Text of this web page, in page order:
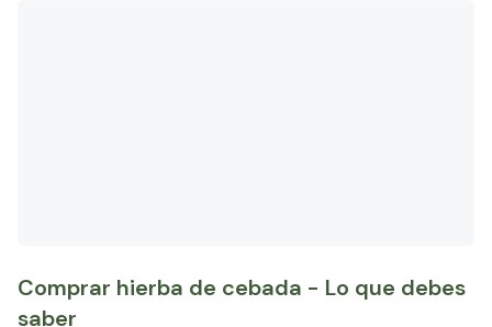
Comprar hierba de cebada - Lo que debes
saber